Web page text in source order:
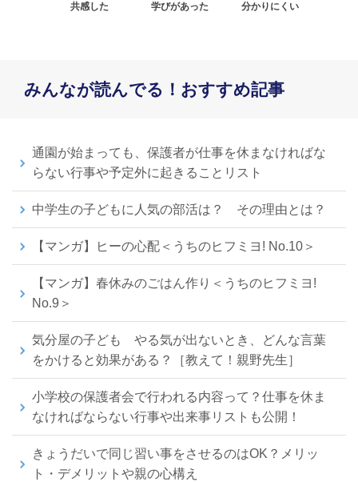
共感した 学びがあった 分かりにくい
みんなが読んでる！おすすめ記事
通園が始まっても、保護者が仕事を休まなければな
らない行事や予定外に起きることリスト
中学生の子どもに人気の部活は？ その理由とは？
【マンガ】ヒーの心配＜うちのヒフミヨ! No.10＞
【マンガ】春休みのごはん作り＜うちのヒフミヨ!
No.9＞
気分屋の子ども やる気が出ないとき、どんな言葉
をかけると効果がある？［教えて！親野先生］
小学校の保護者会で行われる内容って？仕事を休ま
なければならない行事や出来事リストも公開！
きょうだいで同じ習い事をさせるのはOK？メリッ
ト・デメリットや親の心構え